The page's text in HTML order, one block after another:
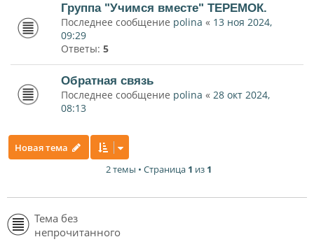
Группа "Учимся вместе" ТЕРЕМОК.
Последнее сообщение polina « 13 ноя 2024,
09:29
Ответы: 5
Обратная связь
Последнее сообщение polina « 28 окт 2024,
08:13
Новая тема
2 темы • Страница 1 из 1
Тема без
непрочитанного